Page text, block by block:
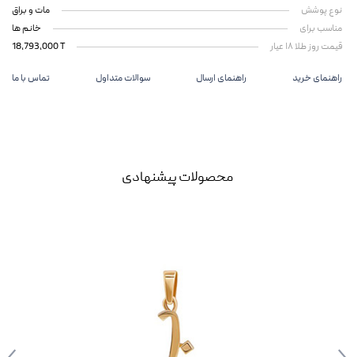
نوع پوشش
مات و براق
مناسب برای
خانم ها
قیمت روز طلا ۱۸ عیار
18,793,000 T
راهنمای خرید راهنمای ارسال سوالات متداول تماس با ما
محصولات پیشنهادی